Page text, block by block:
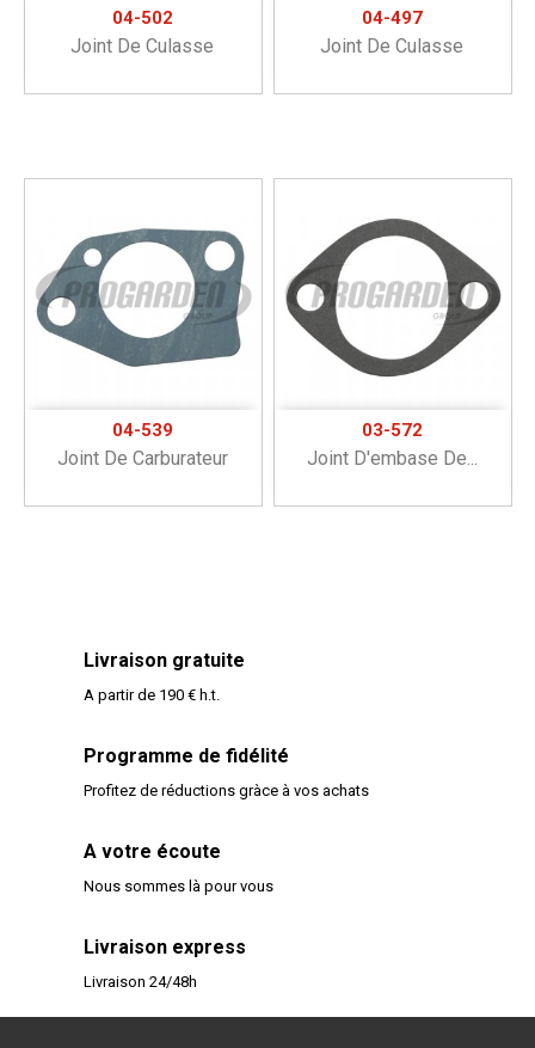
04-502
Joint De Culasse
04-497
Joint De Culasse
04-539
Joint De Carburateur
03-572
Joint D'embase De...
Livraison gratuite
A partir de 190 € h.t.
Programme de fidélité
Profitez de réductions gràce à vos achats
A votre écoute
Nous sommes là pour vous
Livraison express
Livraison 24/48h